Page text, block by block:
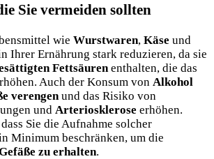
Sie vermeiden sollten
wie Wurstwaren, Käse und
Ihrer Ernährung stark reduzieren, da sie
Fettsäuren enthalten, die das
Auch der Konsum von Alkohol
verengen und das Risiko von
und Arteriosklerose erhöhen.
Sie die Aufnahme solcher
Minimum beschränken, um die
zu erhalten.